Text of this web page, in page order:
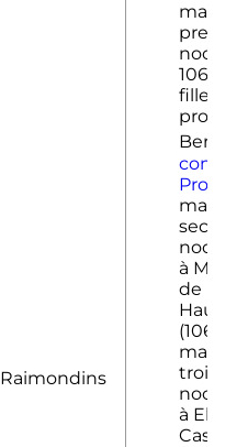
Raimondins
marié
noces
1065) à
fille
comte
marié
noces (
à
de
(1062-
marié
noces
à Elvire
Castille